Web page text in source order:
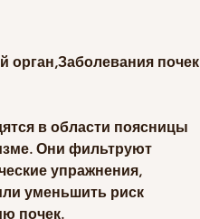
орган,Заболевания почек
в области поясницы
Они фильтруют
упражнения,
уменьшить риск
почек.